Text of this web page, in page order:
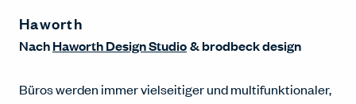
Haworth
NachHaworth Design Studio&brodbeck design
Büros werden immer vielseitiger und multifunktionaler,